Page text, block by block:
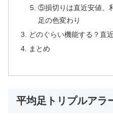
⑤損切りは直近安値、
足の色変わり
どのぐらい機能する？直
まとめ
平均足トリプルアラ